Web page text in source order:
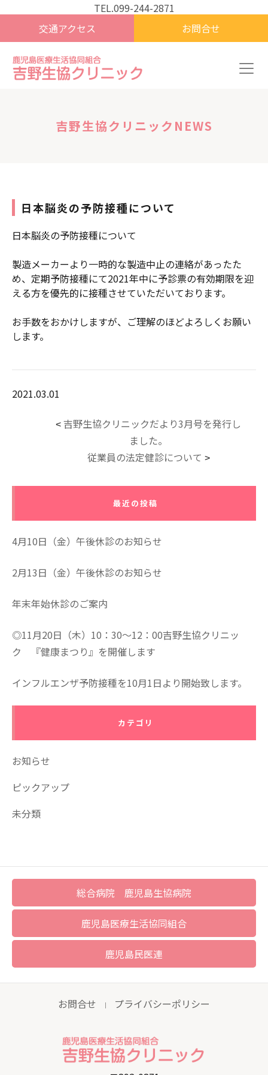
TEL.099-244-2871
交通アクセス
お問合せ
吉野生協クリニックNEWS
日本脳炎の予防接種について
日本脳炎の予防接種について
製造メーカーより一時的な製造中止の連絡があったた
め、定期予防接種にて2021年中に予診票の有効期限を迎
える方を優先的に接種させていただいております。
お手数をおかけしますが、ご理解のほどよろしくお願い
します。
2021.03.01
< 吉野生協クリニックだより3月号を発行し
ました。
従業員の法定健診について >
最近の投稿
4月10日（金）午後休診のお知らせ
2月13日（金）午後休診のお知らせ
年末年始休診のご案内
◎11月20日（木）10：30～12：00吉野生協クリニッ
ク 『健康まつり』を開催します
インフルエンザ予防接種を10月1日より開始致します。
カテゴリ
お知らせ
ピックアップ
未分類
総合病院 鹿児島生協病院
鹿児島医療生活協同組合
鹿児島民医連
お問合せ ｜ プライバシーポリシー